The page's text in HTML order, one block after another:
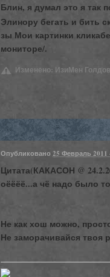
Блин, я думал это я так
Элинору бегать и бить
зы Мои картинки
мониторе/.
Изменено: ИзиМен
Опубликовано 25 Февраль 2011
Цитата(КАКАСОН @
оёёёё...а чё надо было
Не как хош можно,
Не заморачивайся твоя